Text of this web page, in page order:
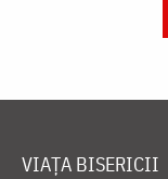
VIAȚA BISERICII